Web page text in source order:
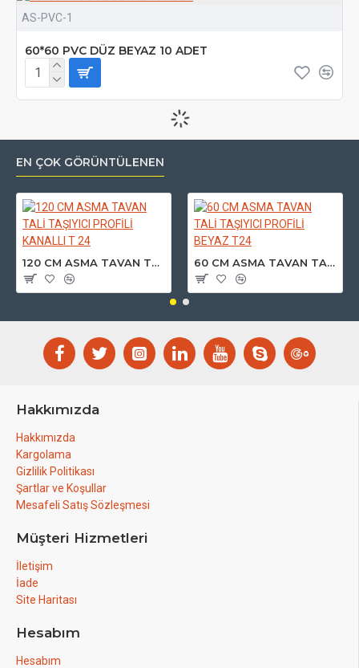
AS-PVC-1
60*60 PVC DÜZ BEYAZ 10 ADET
EN ÇOK GÖRÜNTÜLENEN
120 CM ASMA TAVAN TALİ TAŞIYICI PROFİLİ KANALLI T 24 60 CM ASMA TAVAN TALİ TAŞIYICI PROFİLİ BEYAZ T24
Hakkımızda
Hakkımızda
Kargolama
Gizlilik Politikası
Şartlar ve Koşullar
Mesafeli Satış Sözleşmesi
Müşteri Hizmetleri
İletişim
İade
Site Haritası
Hesabım
Hesabım